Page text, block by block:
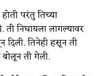
ध्यास : डॉ. राहुल
परंतु तिच्या
निघायला लागल्यावर
दिली. तिनेही हसून ती
ती गेली.